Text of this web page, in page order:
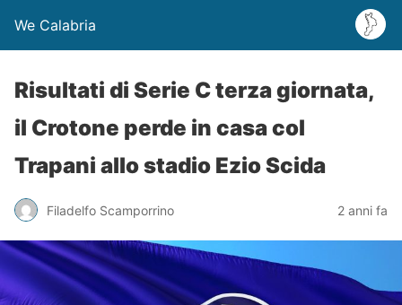
We Calabria
Risultati di Serie C terza giornata,
il Crotone perde in casa col
Trapani allo stadio Ezio Scida
Filadelfo Scamporrino 2 anni fa